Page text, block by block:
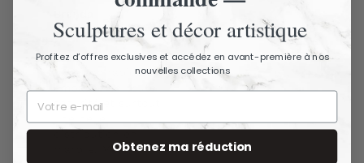
2020-08-05
Livraison rapide,
emballée en toute
sécurité et surtout
distribution en
marbre! Merci!
Sculptures et décor artistique
Profitez d’offres exclusives et accédez en avant-première à nos
nouvelles collections
Obtenez ma réduction